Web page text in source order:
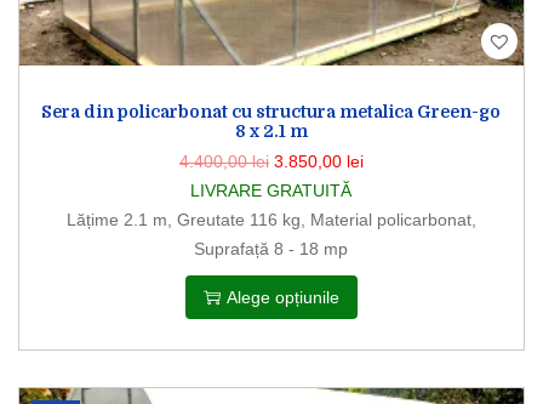
Sera din policarbonat cu structura metalica Green-go
8 x 2.1 m
4.400,00lei 3.850,00 lei
LIVRARE GRATUITĂ
Lățime 2.1 m, Greutate 116 kg, Material policarbonat,
Suprafață 8 - 18 mp
Alege opțiunile